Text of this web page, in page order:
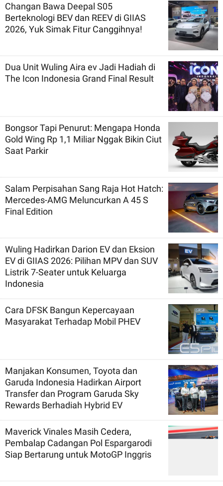
Changan Bawa Deepal S05
Berteknologi BEV dan REEV di GIIAS
2026, Yuk Simak Fitur Canggihnya!
Dua Unit Wuling Aira ev Jadi Hadiah di
The Icon Indonesia Grand Final Result
Bongsor Tapi Penurut: Mengapa Honda
Gold Wing Rp 1,1 Miliar Nggak Bikin Ciut
Saat Parkir
Salam Perpisahan Sang Raja Hot Hatch:
Mercedes-AMG Meluncurkan A 45 S
Final Edition
Wuling Hadirkan Darion EV dan Eksion
EV di GIIAS 2026: Pilihan MPV dan SUV
Listrik 7-Seater untuk Keluarga
Indonesia
Cara DFSK Bangun Kepercayaan
Masyarakat Terhadap Mobil PHEV
Manjakan Konsumen, Toyota dan
Garuda Indonesia Hadirkan Airport
Transfer dan Program Garuda Sky
Rewards Berhadiah Hybrid EV
Maverick Vinales Masih Cedera,
Pembalap Cadangan Pol Espargarodi
Siap Bertarung untuk MotoGP Inggris